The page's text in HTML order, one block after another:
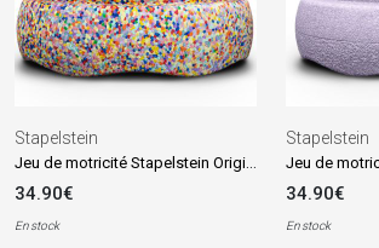
Stapelstein
34.90€
En stock
Stapelstein
34.90€
En stock